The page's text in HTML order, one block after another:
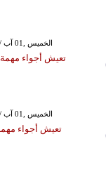
GMT 09:27 2019 الخميس ,01 آب / أغسطس
تعيش أجواء مهمة
GMT 09:41 2019 الخميس ,01 آب / أغسطس
تعيش أجواء